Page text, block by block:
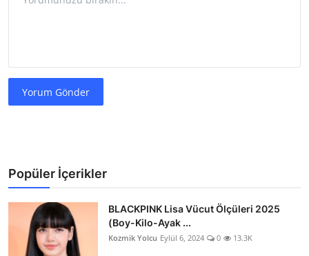
Yorum Gönder
Popüler İçerikler
BLACKPINK Lisa Vücut Ölçüleri 2025
(Boy-Kilo-Ayak ...
Kozmik Yolcu Eylül 6, 2024 0 13.3K